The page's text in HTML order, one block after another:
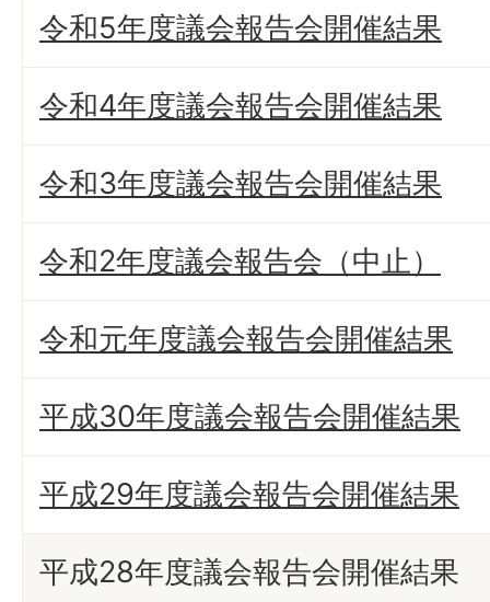
令和5年度議会報告会開催結果
令和4年度議会報告会開催結果
令和3年度議会報告会開催結果
令和2年度議会報告会（中止）
令和元年度議会報告会開催結果
平成30年度議会報告会開催結果
平成29年度議会報告会開催結果
平成28年度議会報告会開催結果